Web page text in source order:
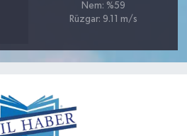
Nem: %59
Rüzgar: 9.11 m/s